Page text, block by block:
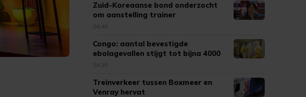
Zuid-Koreaanse bond onderzocht
om aanstelling trainer
04:46
Congo: aantal bevestigde
ebolagevallen stijgt tot bijna 4000
04:30
Treinverkeer tussen Boxmeer en
Venray hervat